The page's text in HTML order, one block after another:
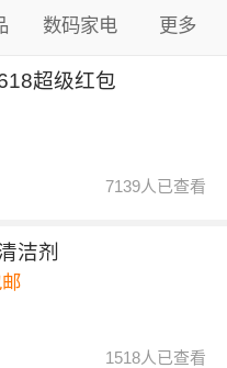
数码家电 更多
超级红包
7139人已查看
洁剂
1518人已查看